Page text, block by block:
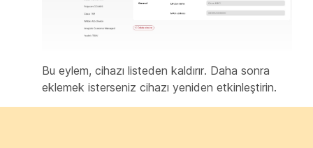
Bu eylem, cihazı listeden kaldırır. Daha sonra
eklemek isterseniz cihazı yeniden etkinleştirin.